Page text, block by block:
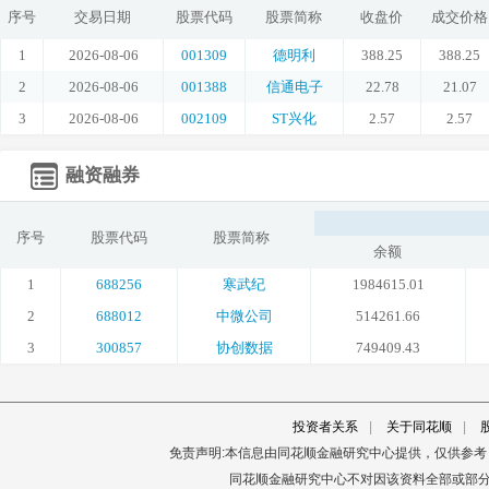
序号 交易日期 股票代码 股票简称 收盘价 成交价格
1 2026-08-06 001309 德明利 388.25
388.25
2
2026-08-06 001388 信通电子 22.78
21.07
3
2026-08-06 002109 ST兴化 2.57 2.57
融资融券
序号 股票代码
股票简称
余额
1
688256 寒武纪
1984615.01
2
688012 中微公司
514261.66
3
300857 协创数据 749409.43
投资者关系 关于同花顺
免责声明:本信息由同花顺金融研究中心提供，仅供参
同花顺金融研究中心不对因该资料全部或部